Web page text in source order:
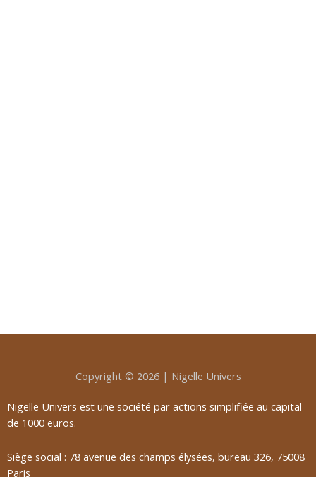
Copyright © 2026 | Nigelle Univers
Nigelle Univers est une société par actions simplifiée au capital
de 1000 euros.
Siège social : 78 avenue des champs élysées, bureau 326, 75008
Paris